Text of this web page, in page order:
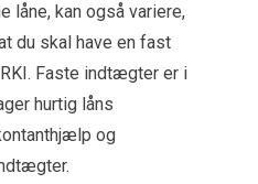
låne, kan også variere,
du skal have en fast
Faste indtægter er i
hurtig låns
og